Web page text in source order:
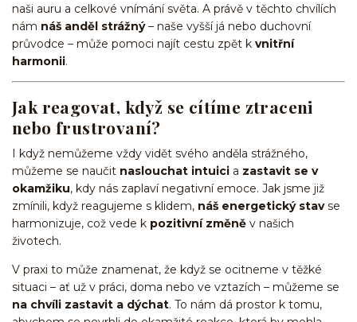
naši auru a celkové vnímání světa. A právě v těchto chvílích
nám náš anděl strážný– naše vyšší já nebo duchovní
průvodce – může pomoci najít cestu zpět k vnitřní
harmonii.
Jak reagovat, když se cítíme ztraceni
nebo frustrovaní?
I když nemůžeme vždy vidět svého anděla strážného,
můžeme se naučit naslouchat intuici a zastavit se v
okamžiku, kdy nás zaplaví negativní emoce. Jak jsme již
zmínili, když reagujeme s klidem, náš energetický stavse
harmonizuje, což vede k pozitivní změně v našich
životech.
V praxi to může znamenat, že když se ocitneme v těžké
situaci – ať už v práci, doma nebo ve vztazích – můžeme se
na chvíli zastavit a dýchat. To nám dá prostor k tomu,